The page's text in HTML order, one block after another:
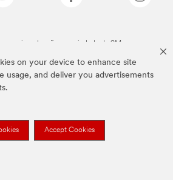
on your device to enhance site
usage, and deliver you advertisements
Accept Cookies
mencionadas são propriedade da 3M.